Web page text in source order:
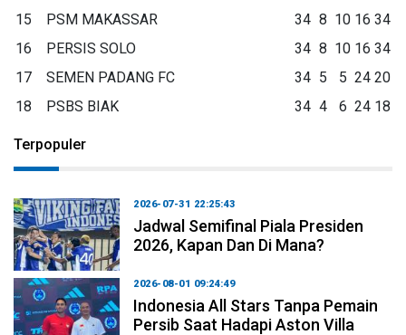
15
PSM MAKASSAR 34 8 10 16 34
16
PERSIS SOLO 34 8 10 16 34
17
SEMEN PADANG FC 34 5 5 24 20
18
PSBS BIAK 34 4 6 24 18
Terpopuler
2026-07-31 22:25:43
Jadwal Semifinal Piala Presiden
2026, Kapan Dan Di Mana?
2026-08-01 09:24:49
Indonesia All Stars Tanpa Pemain
Persib Saat Hadapi Aston Villa